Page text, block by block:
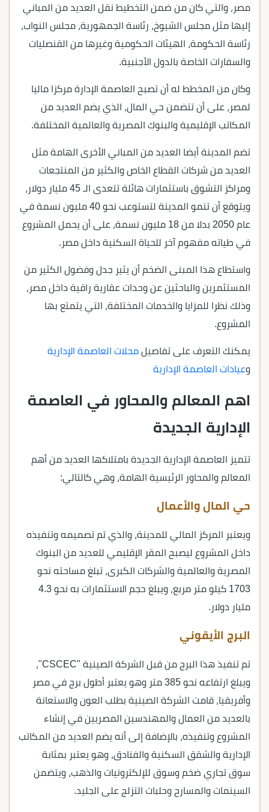
مصر، والتي كان من ضمن التخطيط نقل العديد من المباني
إليها مثل مجلس الشيوخ، رئاسة الجمهورية، مجلس النواب،
رئاسة الحكومة، الهيئات الحكومية وغيرها من القنصليات
والسفارات الخاصة بالدول الأجنبية.
وكان من المخطط له أن تصبح العاصمة الإدارة مركزا ماليا
لمصر، على أن تتضمن حي المال، الذي يضم العديد من
المكاتب الإقليمية والبنوك المصرية والعالمية المختلفة.
تضم المدينة أيضا العديد من المباني الأخرى الهامة مثل
العديد من شركات القطاع الخاص والكثير من المنتجعات
ومراكز التشوق باستثمارات هائلة تتعدى الـ 45 مليار دولار،
ويتوقع أن تنمو المدينة لتستوعب نحو 40 مليون نسمة في
عام 2050 بدلا من 18 مليون نسمة، على أن يحمل المشروع
في طياته مفهوم آخر للحياة السكنية داخل مصر.
واستطاع هذا المبنى الضخم أن يثير جدل وفضول الكثير من
المستثمرين والباحثين عن وحدات عقارية راقية داخل مصر،
وذلك نظرا للمزايا والخدمات المختلفة، التي يتمتع بها
المشروع.
يمكنك التعرف على تفاصيل محلات العاصمة الإدارية
وعيادات العاصمة الإدارية
اهم المعالم والمحاور في العاصمة
الإدارية الجديدة
تتميز العاصمة الإدارية الجديدة بامتلاكها العديد من أهم
المعالم والمحاور الرئيسية الهامة، وهي كالتالي:
حي المال والأعمال
ويعتبر المركز المالي للمدينة، والذي تم تصميمه وتنفيذه
داخل المشروع ليصبح المقر الإقليمي للعديد من البنوك
المصرية والعالمية والشركات الكبرى، تبلغ مساحته نحو
1703 كيلو متر مربع، ويبلغ حجم الاستثمارات به نحو 4.3
مليار دولار.
البرج الأيقوني
تم تنفيذ هذا البرج من قبل الشركة الصينية "CSCEC"،
ويبلغ ارتفاعه نحو 385 متر وهو يعتبر أطول برج في مصر
وأفريقيا، قامت الشركة الصينية بطلب العون والاستعانة
بالعديد من العمال والمهندسين المصريين في إنشاء
المشروع وتنفيذه، بالإضافة إلى أنه يضم العديد من المكاتب
الإدارية والشقق السكنية والفنادق، وهو يعتبر بمثابة
سوق تجاري ضخم وسوق للإلكترونيات والذهب، ويتضمن
السينمات والمسارح وحلبات التزلج على الجليد.